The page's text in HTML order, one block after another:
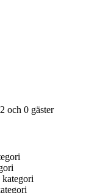
och 0 gäster
kategori